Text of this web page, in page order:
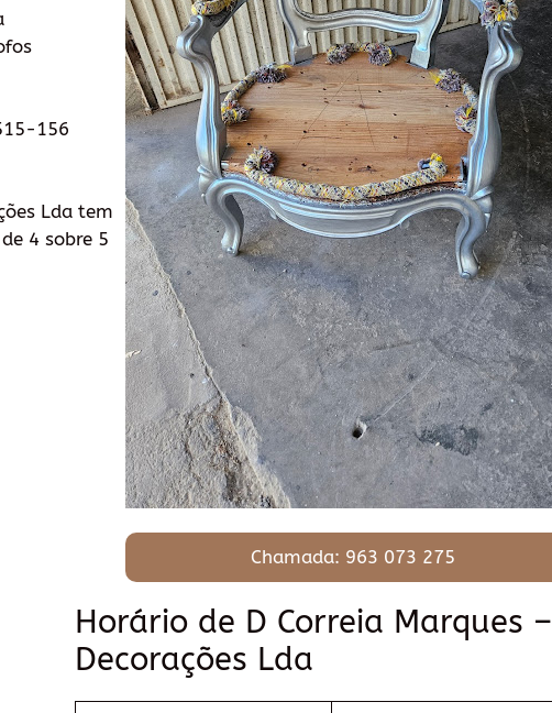
156
Lda tem
4 sobre 5
Chamada: 963 073 275
Horário de D Correia Marques –
Decorações Lda